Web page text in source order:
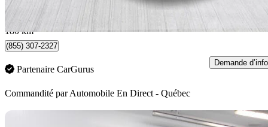
667 $/mois env.
Québec, QC
180 km
(855) 307-2327
Partenaire CarGurus
Demande d’info
Commandité parAutomobile En Direct - Québec